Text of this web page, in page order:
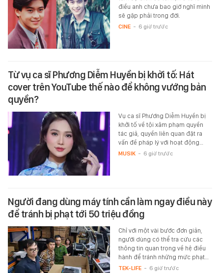
điều anh chưa bao giờ nghĩ mình
sẽ gặp phải trong đời.
CINE - 6 giờ trước
Từ vụ ca sĩ Phương Diễm Huyền bị khởi tố: Hát
cover trên YouTube thế nào để không vướng bản
quyền?
Vụ ca sĩ Phương Diễm Huyền bị
khởi tố về tội xâm phạm quyền
tác giả, quyền liên quan đặt ra
vấn đề pháp lý với hoạt động…
MUSIK - 6 giờ trước
Người đang dùng máy tính cần làm ngay điều này
để tránh bị phạt tới 50 triệu đồng
Chỉ với một vài bước đơn giản,
người dùng có thể tra cứu các
thông tin quan trọng về hệ điều
hành để tránh những mức phạt…
TEK-LIFE - 6 giờ trước